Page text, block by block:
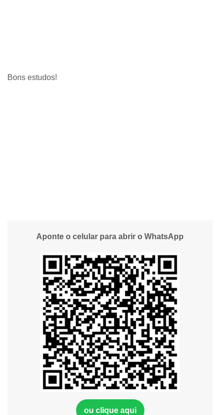
Bons estudos!
Aponte o celular para abrir o WhatsApp
ou clique aqui